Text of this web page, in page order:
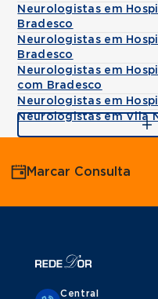
Neurologistas em
Bradesco
Neurologistas em
Bradesco
Neurologistas em
com Bradesco
Neurologistas em
Neurologistas em Vila
Marcar Consulta
Central